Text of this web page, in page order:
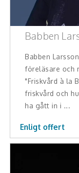
Underhållning och
Event
Humoristiska
Ljus och
Komiker
Babben
Babben
föreläsare och
"Friskvård à la
friskvård och
ha gått in i ...
Enligt offert